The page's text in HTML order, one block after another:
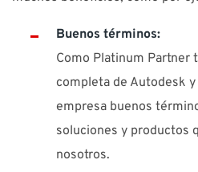
Buenos términos:
Como Platinum Partner
completa de Autodesk
empresa buenos
soluciones y productos
nosotros.